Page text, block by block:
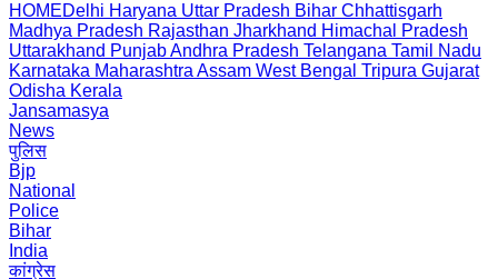
HOMEDelhi Haryana Uttar Pradesh Bihar Chhattisgarh
Madhya Pradesh Rajasthan Jharkhand Himachal Pradesh
Uttarakhand PunjabAndhra Pradesh Telangana Tamil Nadu
Karnataka Maharashtra Assam West Bengal Tripura Gujarat
Odisha Kerala
Jansamasya
News
पुलिस
Bjp
National
Police
Bihar
India
कांग्रेस